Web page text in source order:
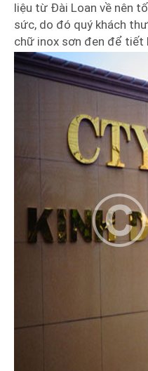
liệu từ Đài Loan về nên
sức, do đó quý khách
chữ inox sơn đen để tiết